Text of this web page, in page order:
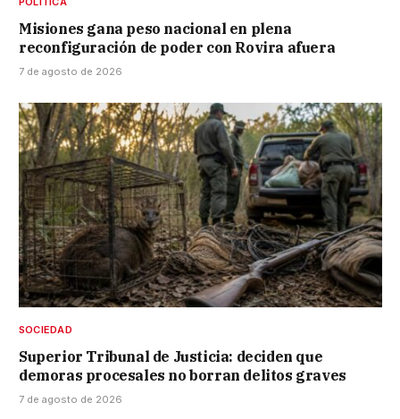
Misiones gana peso nacional en plena
reconfiguración de poder con Rovira afuera
7 de agosto de 2026
SOCIEDAD
Superior Tribunal de Justicia: deciden que
demoras procesales no borran delitos graves
7 de agosto de 2026